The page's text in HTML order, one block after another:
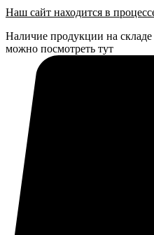
Наш сайт находится в
Наличие продукции на складе
можно посмотреть тут